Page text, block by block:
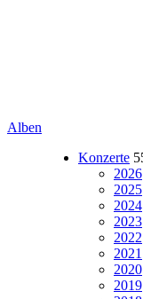
Alben
Konzerte
2026
2025
2024
2023
2022
2021
2020
2019